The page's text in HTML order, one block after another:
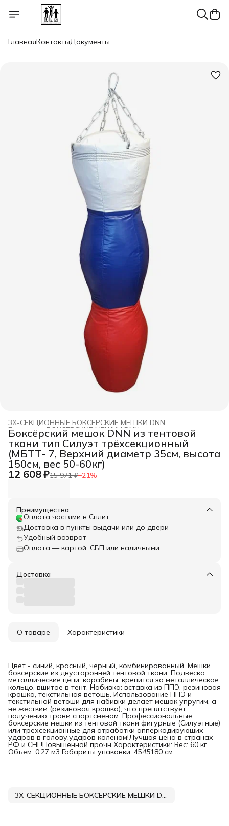
ГлавнаяКонтактыДокументы
3Х-СЕКЦИОННЫЕ БОКСЕРСКИЕ МЕШКИ DNN
БОКСЕРСКИЕ МЕШКИ DNN ›
Главная ›
Боксёрский мешок DNN из тентовой
ткани тип Силуэт трёхсекционный
(МБТТ- 7, Верхний диаметр 35см, высота
150см, вес 50-60кг)
12 608 ₽15 971 ₽−21%
Преимущества
Оплата частями в Сплит
Доставка в пункты выдачи или до двери
Удобный возврат
Оплата — картой, СБП или наличными
Доставка
О товаре Характеристики
Цвет - синий, красный, чёрный, комбинированный. Мешки
боксерские из двусторонней тентовой ткани. Подвеска:
металлические цепи, карабины, крепится за металлическое
кольцо, вшитое в тент. Набивка: вставка из ППЭ, резиновая
крошка, текстильная ветошь. Использование ППЭ и
текстильной ветоши для набивки делает мешок упругим, а
не жестким (резиновая крошка), что препятствует
получению травм спортсменом. Профессиональные
боксерские мешки из тентовой ткани фигурные (Силуэтные)
или трёхсекционные для отработки апперкодирующих
ударов в голову,ударов коленом!Лучшая цена в странах
РФ и СНГ!Повышенной прочн Характеристики: Вес: 60 кг
Объем: 0,27 м3 Габариты упаковки: 4545180 см
3Х-СЕКЦИОННЫЕ БОКСЕРСКИЕ МЕШКИ DNN